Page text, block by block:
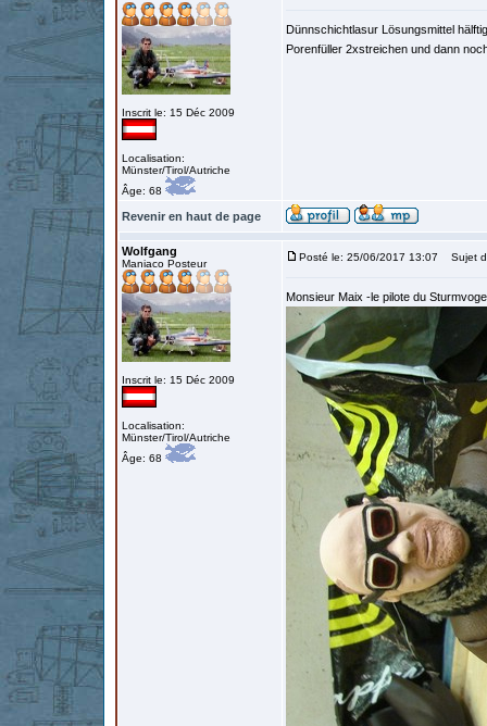
Inscrit le: 15 Déc 2009
Localisation:
Münster/Tirol/Autriche
Âge: 68
Dünnschichtlasur Lösungsmittel
Porenfüller 2xstreichen und dann
Revenir en haut de page
Wolfgang
Maniaco Posteur
Inscrit le: 15 Déc 2009
Localisation:
Münster/Tirol/Autriche
Âge: 68
Posté le: 25/06/2017 13:07 Sujet
Monsieur Maix -le pilote du